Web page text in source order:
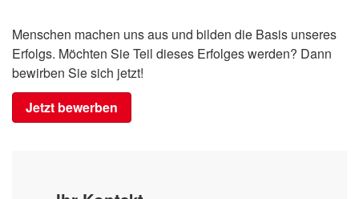
Menschen machen uns aus und bilden die Basis unseres
Erfolgs. Möchten Sie Teil dieses Erfolges werden? Dann
bewirben Sie sich jetzt!
Jetzt bewerben